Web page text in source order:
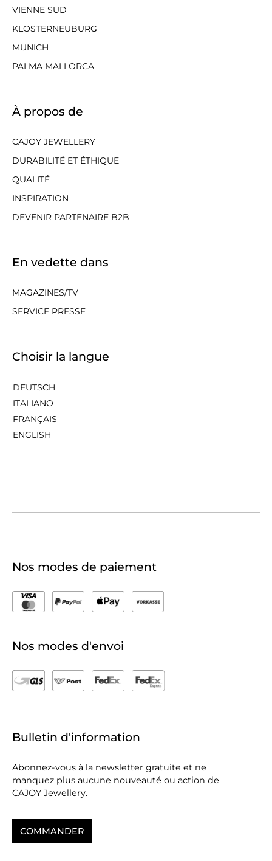
VIENNE SUD
KLOSTERNEUBURG
MUNICH
PALMA MALLORCA
À propos de
CAJOY JEWELLERY
DURABILITÉ ET ÉTHIQUE
QUALITÉ
INSPIRATION
DEVENIR PARTENAIRE B2B
En vedette dans
MAGAZINES/TV
SERVICE PRESSE
Choisir la langue
DEUTSCH
ITALIANO
FRANÇAIS
ENGLISH
Nos modes de paiement
Nos modes d'envoi
Bulletin d'information
Abonnez-vous à la newsletter gratuite et ne
manquez plus aucune nouveauté ou action de
CAJOY Jewellery.
COMMANDER